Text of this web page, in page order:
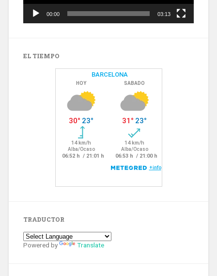
00:00 03:13
EL TIEMPO
TRADUCTOR
Powered by Translate